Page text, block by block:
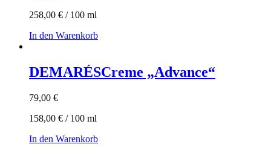
258,00 € / 100 ml
In den Warenkorb
DEMARÉSCreme „Advance“
79,00 €
158,00 € / 100 ml
In den Warenkorb